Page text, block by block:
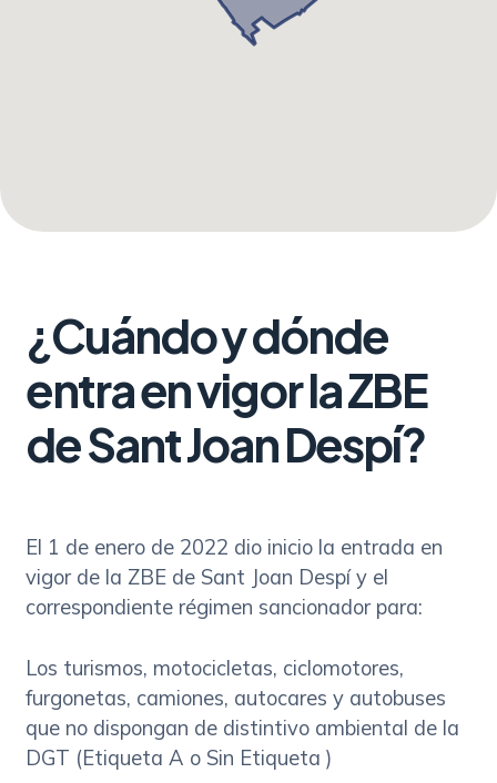
¿Cuándo y dónde
entra en vigor la ZBE
de Sant Joan Despí?
El 1 de enero de 2022 dio inicio la entrada en
vigor de la ZBE de Sant Joan Despí y el
correspondiente régimen sancionador para:
Los turismos, motocicletas, ciclomotores,
furgonetas, camiones, autocares y autobuses
que no dispongan de distintivo ambiental de la
DGT (Etiqueta A o Sin Etiqueta )